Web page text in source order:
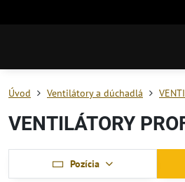
Úvod Ventilátory a dúchadlá
VENTILÁTORY
Pozícia